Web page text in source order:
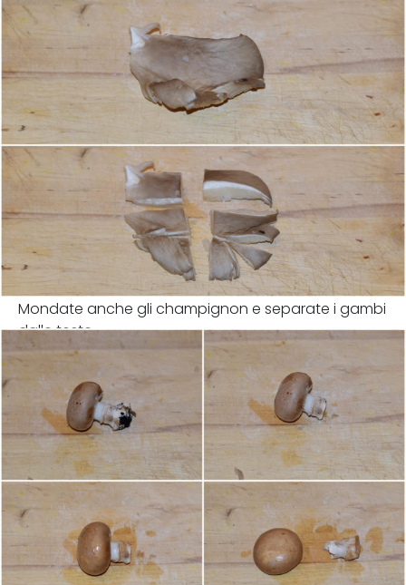
Mondate anche gli champignon e separate i gambi
dalle teste.